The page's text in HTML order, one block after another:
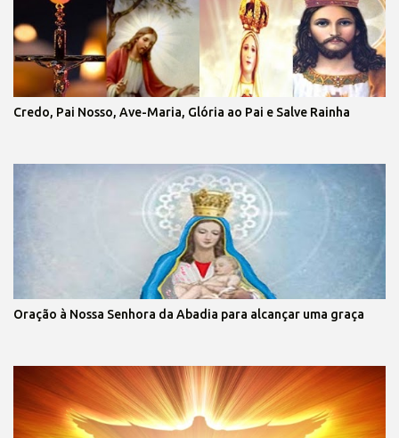
Credo, Pai Nosso, Ave-Maria, Glória ao Pai e Salve Rainha
Oração à Nossa Senhora da Abadia para alcançar uma graça